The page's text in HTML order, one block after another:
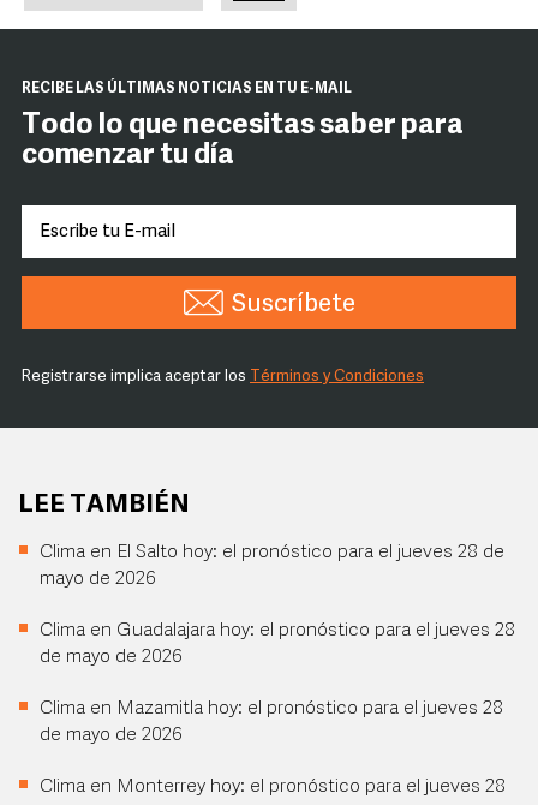
RECIBE LAS ÚLTIMAS NOTICIAS EN TU E-MAIL
Todo lo que necesitas saber para
comenzar tu día
Suscríbete
Registrarse implica aceptar los Términos y Condiciones
LEE TAMBIÉN
Clima en El Salto hoy: el pronóstico para el jueves 28 de
mayo de 2026
Clima en Guadalajara hoy: el pronóstico para el jueves 28
de mayo de 2026
Clima en Mazamitla hoy: el pronóstico para el jueves 28
de mayo de 2026
Clima en Monterrey hoy: el pronóstico para el jueves 28